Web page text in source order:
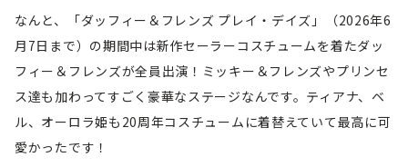
なんと、「ダッフィー＆フレンズ プレイ・デイズ」（2026年6
月7日まで）の期間中は新作セーラーコスチュームを着たダッ
フィー＆フレンズが全員出演！ミッキー＆フレンズやプリンセ
ス達も加わってすごく豪華なステージなんです。ティアナ、ベ
ル、オーロラ姫も20周年コスチュームに着替えていて最高に可
愛かったです！